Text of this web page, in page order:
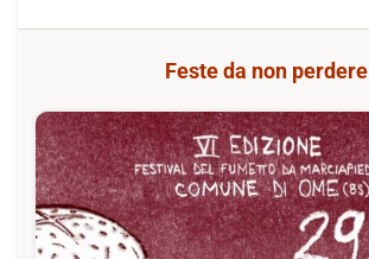
Feste da non perdere